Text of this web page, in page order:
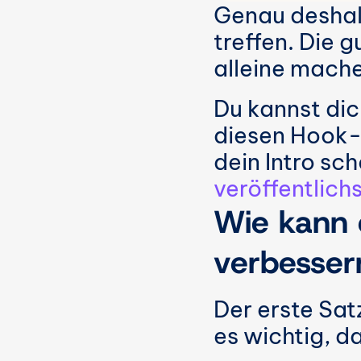
Genau
treffen. Die
alleine
Du kannst
diesen
dein Intro
Wie kann
Der erste
es wichtig,